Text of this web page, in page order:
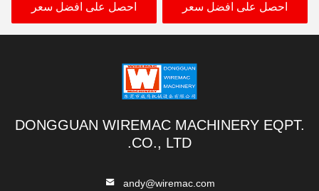
احصل على افضل سعر
احصل على افضل سعر
DONGGUAN WIREMAC MACHINERY EQPT.
CO., LTD.
andy@wiremac.com